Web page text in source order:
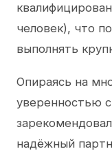
человек), что
выполнять
Опираясь на
уверенностью
надёжный